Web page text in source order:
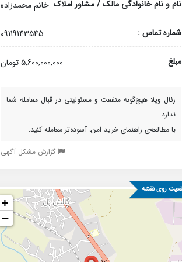
نام و نام خانوادگی مالک / مشاور املاک خانم محمدزاده
شماره تماس : 09119143545
مبلغ 5,600,000,000 تومان
رئال ویلا هیچ‌گونه منفعت و مسئولیتی در قبال معامله شما
ندارد.
با مطالعه‌ی راهنمای خرید امن، آسوده‌تر معامله کنید.
گزارش مشکل آگهی
روی نقشه
+
−